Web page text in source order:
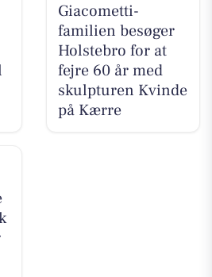
Giacometti-
familien besøger
Holstebro for at
fejre 60 år med
skulpturen Kvinde
på Kærre